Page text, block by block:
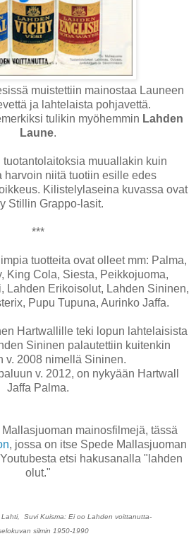
muistettiin mainostaa Launeen
ja lahtelaista pohjavettä.
tulikin myöhemmin Lahden
Laune.
muuallakin kuin
harvoin niitä tuotiin esille edes
Kilistelylaseina kuvassa ovat
Stillin Grappo-lasit.
***
tuotteita ovat olleet mm: Palma,
King Cola, Siesta, Peikkojuoma,
Lahden Erikoisolut, Lahden Sininen,
Pupu Tupuna, Aurinko Jaffa.
Hartwallille teki lopun lahtelaisista
Sininen palautettiin kuitenkin
v. 2008 nimellä Sininen.
v. 2012, on nykyään Hartwall
Jaffa Palma.
mainosfilmejä, tässä
, jossa on itse Spede Mallasjuoman
etsi hakusanalla "lahden
olut."
Lahti, Suvi Kuisma: Ei oo Lahden voittanutta-
silmin 1950-1990